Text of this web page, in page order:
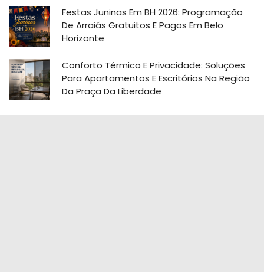
Festas Juninas Em BH 2026: Programação
De Arraiás Gratuitos E Pagos Em Belo
Horizonte
Conforto Térmico E Privacidade: Soluções
Para Apartamentos E Escritórios Na Região
Da Praça Da Liberdade